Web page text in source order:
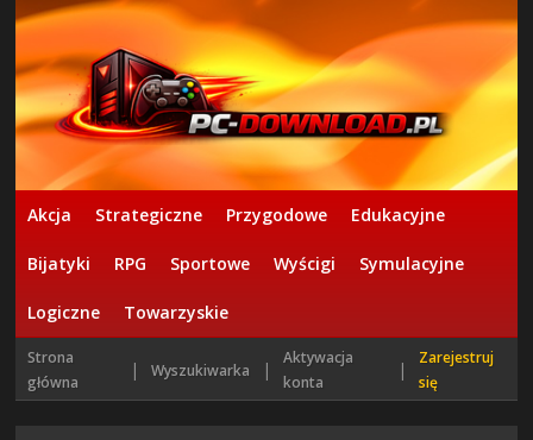
Akcja Strategiczne Przygodowe Edukacyjne
Bijatyki RPG Sportowe Wyścigi Symulacyjne
Logiczne Towarzyskie
Strona
główna
| Wyszukiwarka |
Aktywacja
konta
|
Zarejestruj
się